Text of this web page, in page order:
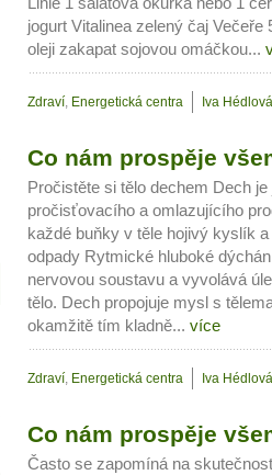
jogurt Vitalinea zelený čaj
oleji zakapat sojovou omáčkou...
Zdraví, Energetická centra Iva Hédlová
Co nám prospěje
Pročistěte si tělo dechem Dech
pročisťovacího a omlazujícího
každé buňky v těle hojivý kyslík
odpady Rytmické hluboké
nervovou soustavu a vyvolává
tělo. Dech propojuje mysl s
okamžitě tím kladně... více
Zdraví, Energetická centra Iva Hédlová
Co nám prospěje
Často se zapomíná na